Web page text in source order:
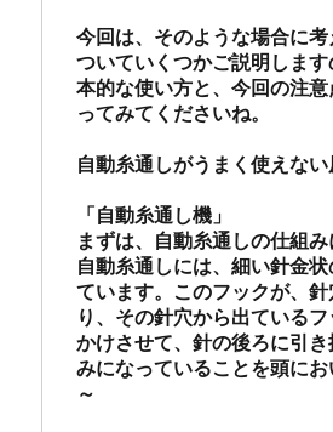
今回は、そのような場合に
ついていくつかご説明しま
本的な使い方と、今回の注
ってみてくださいね。
自動糸通しがうまく使えない
「自動糸通し機」
まずは、自動糸通しの仕組み
自動糸通しには、細い針金
ています。このフックが、
り、その針穴から出ている
かけさせて、針の後ろに引き
みになっていることを頭に
～